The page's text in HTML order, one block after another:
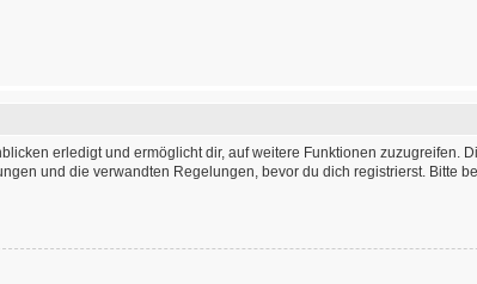
erledigt und ermöglicht dir, auf weitere Funktionen zuzugreifen.
und die verwandten Regelungen, bevor du dich registrierst. Bitte